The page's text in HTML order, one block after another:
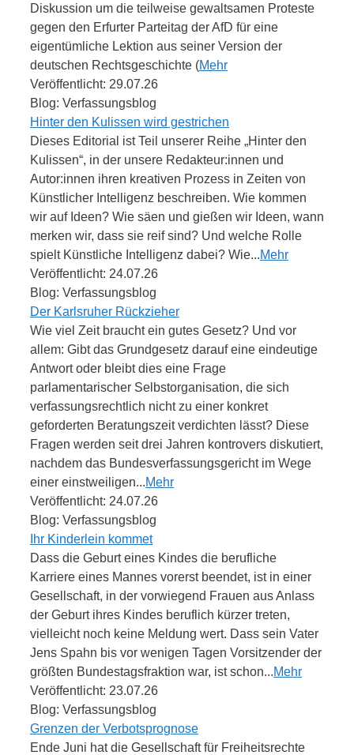
Diskussion um die teilweise gewaltsamen Proteste
gegen den Erfurter Parteitag der AfD für eine
eigentümliche Lektion aus seiner Version der
deutschen Rechtsgeschichte (Mehr
Veröffentlicht: 29.07.26
Blog: Verfassungsblog
Hinter den Kulissen wird gestrichen
Dieses Editorial ist Teil unserer Reihe „Hinter den
Kulissen“, in der unsere Redakteur:innen und
Autor:innen ihren kreativen Prozess in Zeiten von
Künstlicher Intelligenz beschreiben. Wie kommen
wir auf Ideen? Wie säen und gießen wir Ideen, wann
merken wir, dass sie reif sind? Und welche Rolle
spielt Künstliche Intelligenz dabei? Wie...Mehr
Veröffentlicht: 24.07.26
Blog: Verfassungsblog
Der Karlsruher Rückzieher
Wie viel Zeit braucht ein gutes Gesetz? Und vor
allem: Gibt das Grundgesetz darauf eine eindeutige
Antwort oder bleibt dies eine Frage
parlamentarischer Selbstorganisation, die sich
verfassungsrechtlich nicht zu einer konkret
geforderten Beratungszeit verdichten lässt? Diese
Fragen werden seit drei Jahren kontrovers diskutiert,
nachdem das Bundesverfassungsgericht im Wege
einer einstweiligen...Mehr
Veröffentlicht: 24.07.26
Blog: Verfassungsblog
Ihr Kinderlein kommet
Dass die Geburt eines Kindes die berufliche
Karriere eines Mannes vorerst beendet, ist in einer
Gesellschaft, in der vorwiegend Frauen aus Anlass
der Geburt ihres Kindes beruflich kürzer treten,
vielleicht noch keine Meldung wert. Dass sein Vater
Jens Spahn bis vor wenigen Tagen Vorsitzender der
größten Bundestagsfraktion war, ist schon...Mehr
Veröffentlicht: 23.07.26
Blog: Verfassungsblog
Grenzen der Verbotsprognose
Ende Juni hat die Gesellschaft für Freiheitsrechte